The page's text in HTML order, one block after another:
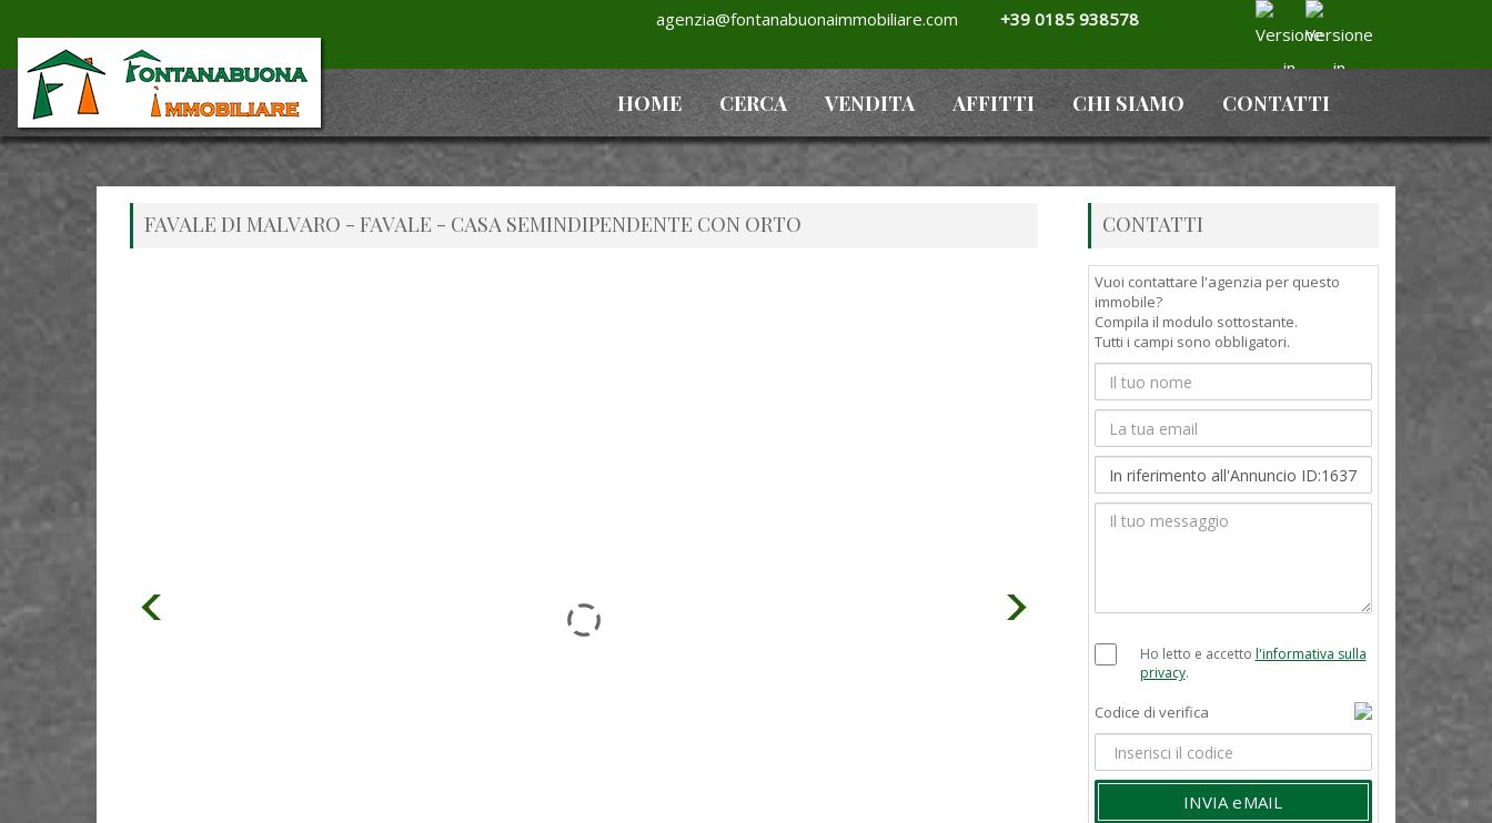
agenzia@fontanabuonaimmobiliare.com +39 0185 938578
HOME CERCA VENDITA AFFITTI CHI SIAMO CONTATTI
FAVALE DI MALVARO - FAVALE - CASA SEMINDIPENDENTE CON ORTO CONTATTI
Vuoi contattare l'agenzia per questo
immobile?
Compila il modulo sottostante.
Tutti i campi sono obbligatori.
Ho letto e accetto l'informativa sulla
privacy.
Codice di verifica
INVIA eMAIL